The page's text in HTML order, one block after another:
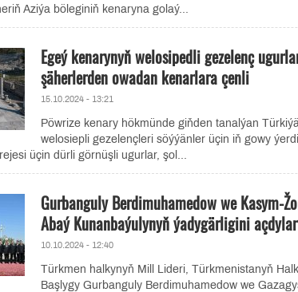
Aziýa böleginiň kenaryna golaý...
Egeý kenarynyň welosipedli gezelenç
şäherlerden owadan kenarlara çenli
15.10.2024 - 13:21
Pöwrize kenary hökmünde giňden tanalýan
welosiepli gezelençleri söýýänler üçin iň gowy
üçin dürli görnüşli ugurlar, şol...
Gurbanguly Berdimuhamedow we Kasym-
Abaý Kunanbaýulynyň ýadygärligini açdylar
10.10.2024 - 12:40
Türkmen halkynyň Mill Lideri, Türkmenistanyň
Başlygy Gurbanguly Berdimuhamedow we